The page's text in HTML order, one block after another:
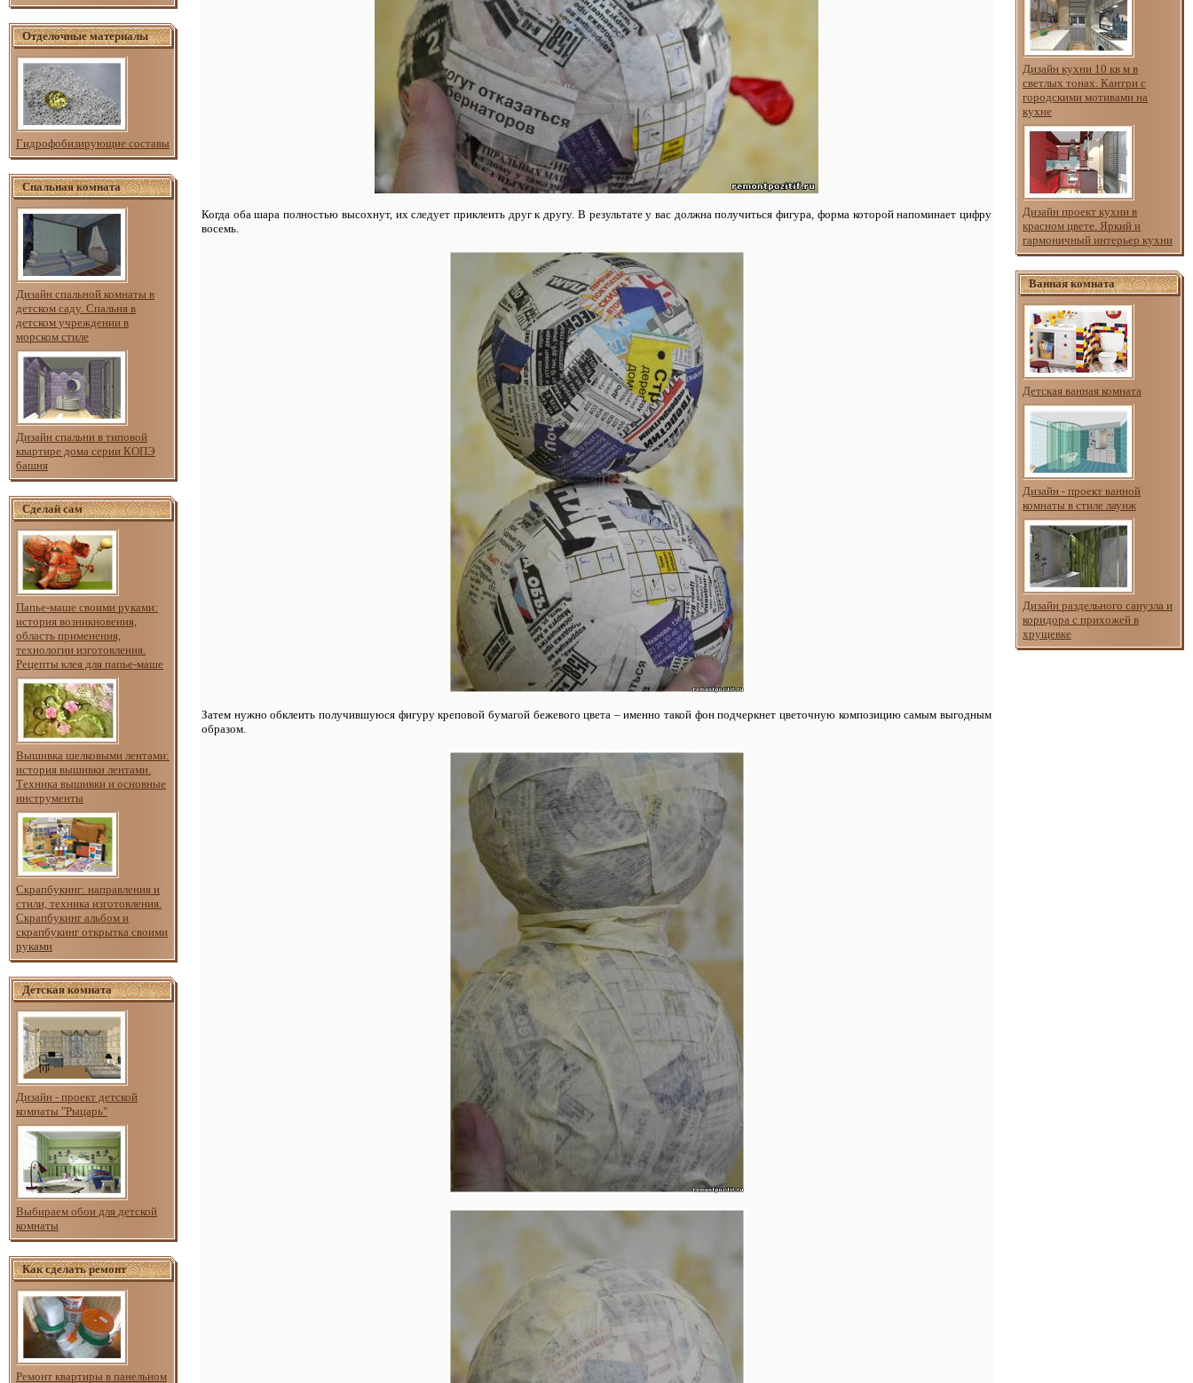
Отделочные материалы
Гидрофобизирующие составы
Спальная комната
Дизайн спальной комнаты в
детском саду. Спальня в
детском учреждении в
морском стиле
Дизайн спальни в типовой
квартире дома серии КОПЭ
башня
Сделай сам
Папье-маше своими руками:
история возникновения,
область применения,
технологии изготовления.
Рецепты клея для папье-маше
Вышивка шелковыми лентами:
история вышивки лентами.
Техника вышивки и основные
инструменты
Скрапбукинг: направления и
стили, техника изготовления.
Скрапбукинг альбом и
скрапбукинг открытка своими
руками
Детская комната
Дизайн - проект детской
комнаты "Рыцарь"
Выбираем обои для детской
комнаты
Как сделать ремонт
Ремонт квартиры в панельном
Когда оба шара полностью высохнут, их следует приклеить друг к другу. В результате у вас должна получиться фигура, форма которой напоминает цифру
восемь.
Затем нужно обклеить получившуюся фигуру креповой бумагой бежевого цвета – именно такой фон подчеркнет цветочную композицию самым выгодным
образом.
Дизайн кухни 10 кв м в
светлых тонах. Кантри с
городскими мотивами на
кухне
Дизайн проект кухни в
красном цвете. Яркий и
гармоничный интерьер кухни
Ванная комната
Детская ванная комната
Дизайн - проект ванной
комнаты в стиле лаунж
Дизайн раздельного санузла и
коридора с прихожей в
хрущевке